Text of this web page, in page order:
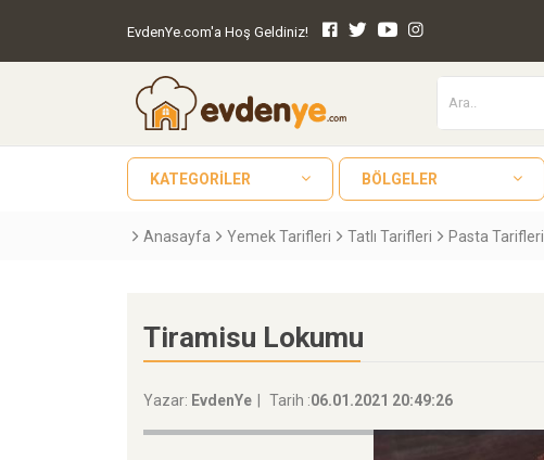
EvdenYe.com'a Hoş Geldiniz!
KATEGORILER BÖLGELER
Anasayfa Yemek Tarifleri Tatlı Tarifleri Pasta Tarifleri
Tiramisu Lokumu
Yazar: EvdenYe Tarih :06.01.2021 20:49:26